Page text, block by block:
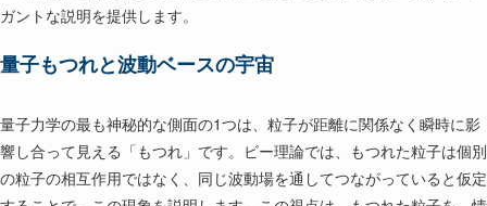
ガントな説明を提供します。
量子もつれと波動ベースの宇宙
量子力学の最も神秘的な側面の1つは、粒子が距離に関係なく瞬時に影
響し合って見える「もつれ」です。ビー理論では、もつれた粒子は個別
の粒子の相互作用ではなく、同じ波動場を通してつながっていると仮定